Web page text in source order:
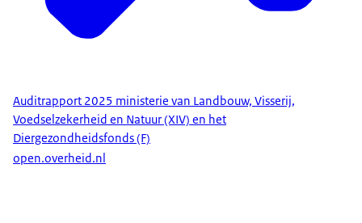
Auditrapport 2025 ministerie van Landbouw, Visserij,
Voedselzekerheid en Natuur (XIV) en het
Diergezondheidsfonds (F)
open.overheid.nl